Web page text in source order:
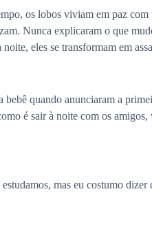
os lobos viviam em paz
Nunca explicaram o que
eles se transformam em
quando anunciaram a
é sair à noite com os
mas eu costumo